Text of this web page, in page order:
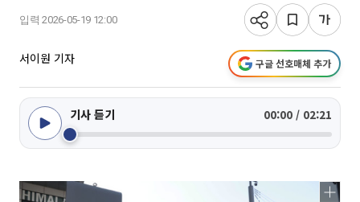
입력 2026-05-19 12:00
서이원 기자 구글 선호매체 추가
기사 듣기 00:00 / 02:21